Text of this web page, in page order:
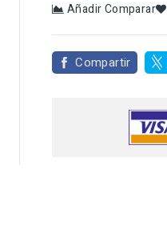
Añadir Comparar
Compartir